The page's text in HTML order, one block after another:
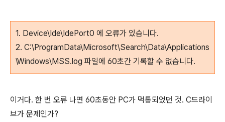
1. Device\Ide\IdePort0 에 오류가 있습니다.
2. C:\ProgramData\Microsoft\Search\Data\Applications
\Windows\MSS.log 파일에 60초간 기록할 수 없습니다.
이거다. 한 번 오류 나면 60초동안 PC가 먹통되었던 것. C드라이
브가 문제인가?